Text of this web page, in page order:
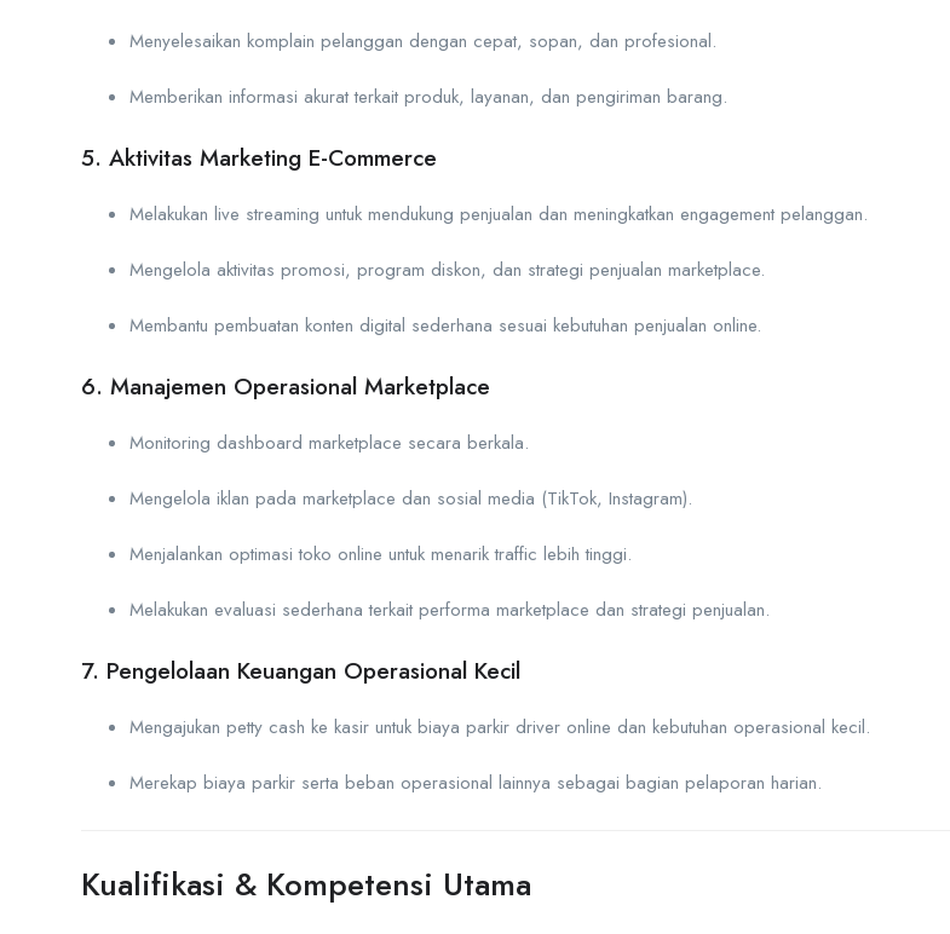
Menyelesaikan komplain pelanggan dengan cepat, sopan, dan profesional.
Memberikan informasi akurat terkait produk, layanan, dan pengiriman barang.
5. Aktivitas Marketing E-Commerce
Melakukan live streaming untuk mendukung penjualan dan meningkatkan engagement pelanggan.
Mengelola aktivitas promosi, program diskon, dan strategi penjualan marketplace.
Membantu pembuatan konten digital sederhana sesuai kebutuhan penjualan online.
6. Manajemen Operasional Marketplace
Monitoring dashboard marketplace secara berkala.
Mengelola iklan pada marketplace dan sosial media (TikTok, Instagram).
Menjalankan optimasi toko online untuk menarik traffic lebih tinggi.
Melakukan evaluasi sederhana terkait performa marketplace dan strategi penjualan.
7. Pengelolaan Keuangan Operasional Kecil
Mengajukan petty cash ke kasir untuk biaya parkir driver online dan kebutuhan operasional kecil.
Merekap biaya parkir serta beban operasional lainnya sebagai bagian pelaporan harian.
Kualifikasi & Kompetensi Utama